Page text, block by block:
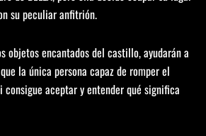
su peculiar anfitrión.
objetos encantados del castillo, ayudarán a
la única persona capaz de romper el
consigue aceptar y entender qué significa